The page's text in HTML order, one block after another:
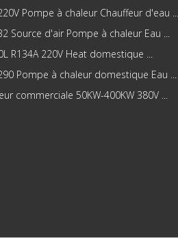
Pompe à chaleur Chauffeur d'eau ...
Source d'air Pompe à chaleur Eau ...
R134A 220V Heat domestique ...
Pompe à chaleur domestique Eau ...
commerciale 50KW-400KW 380V ...